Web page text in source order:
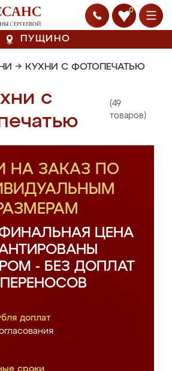
0
ПУЩИНО
→ КУХНИ С ФОТОПЕЧАТЬЮ
с
(49
товаров)
НА ЗАКАЗ ПО
ЦЕНА
- БЕЗ ДОПЛАТ
доплат
сроки